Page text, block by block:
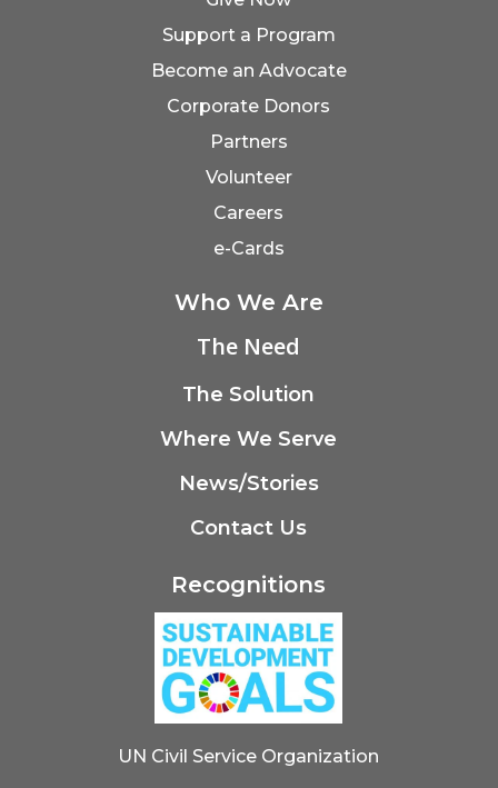
Support a Program
Become an Advocate
Corporate Donors
Partners
Volunteer
Careers
e-Cards
Who We Are
The Need
The Solution
Where We Serve
News/Stories
Contact Us
Recognitions
UN Civil Service Organization